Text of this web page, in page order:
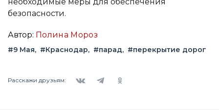
безопасности.
Автор: Полина Мороз
#9 Мая #Краснодар #парад #перекрытие дорог
Расскажи друзьям: